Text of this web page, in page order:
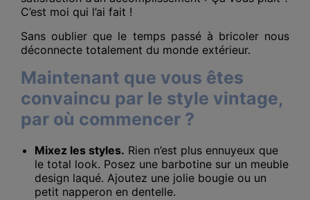
C’est moi qui l’ai fait !
Sans oublier que le temps passé à bricoler nous
déconnecte totalement du monde extérieur.
Maintenant que vous êtes
convaincu par le style vintage,
par où commencer ?
Mixez les styles. Rien n’est plus ennuyeux que
le total look. Posez une barbotine sur un meuble
design laqué. Ajoutez une jolie bougie ou un
petit napperon en dentelle.